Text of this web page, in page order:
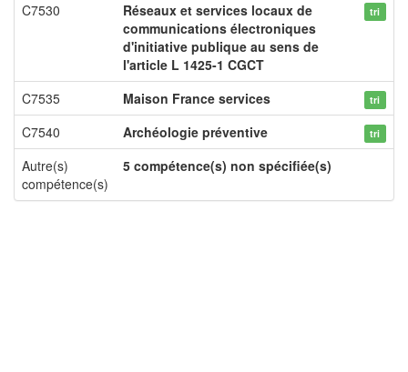
C7530
Réseaux et services locaux de
communications électroniques
d'initiative publique au sens de
l'article L 1425-1 CGCT
tri
C7535 Maison France services tri
C7540 Archéologie préventive tri
Autre(s)
compétence(s)
5 compétence(s) non spécifiée(s)